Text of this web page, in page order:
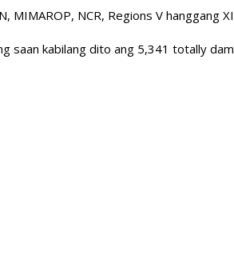
NCR, Regions V hanggang
saan kabilang dito ang 5,341 totally